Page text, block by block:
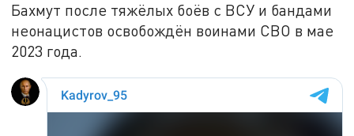
Бахмут после тяжёлых боёв с ВСУ и бандами
неонацистов освобождён воинами СВО в мае
2023 года.